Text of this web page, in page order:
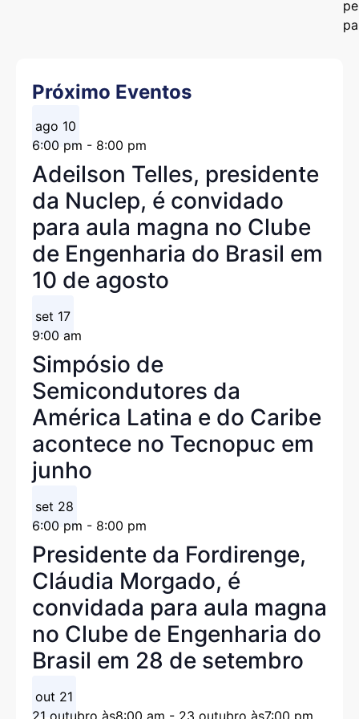
Próximo Eventos
ago 10
6:00 pm - 8:00 pm
Adeilson Telles, presidente
da Nuclep, é convidado
para aula magna no Clube
de Engenharia do Brasil em
10 de agosto
set 17
9:00 am
Simpósio de
Semicondutores da
América Latina e do Caribe
acontece no Tecnopuc em
junho
set 28
6:00 pm - 8:00 pm
Presidente da Fordirenge,
Cláudia Morgado, é
convidada para aula magna
no Clube de Engenharia do
Brasil em 28 de setembro
out 21
21 outubro às8:00 am - 23 outubro às7:00 pm